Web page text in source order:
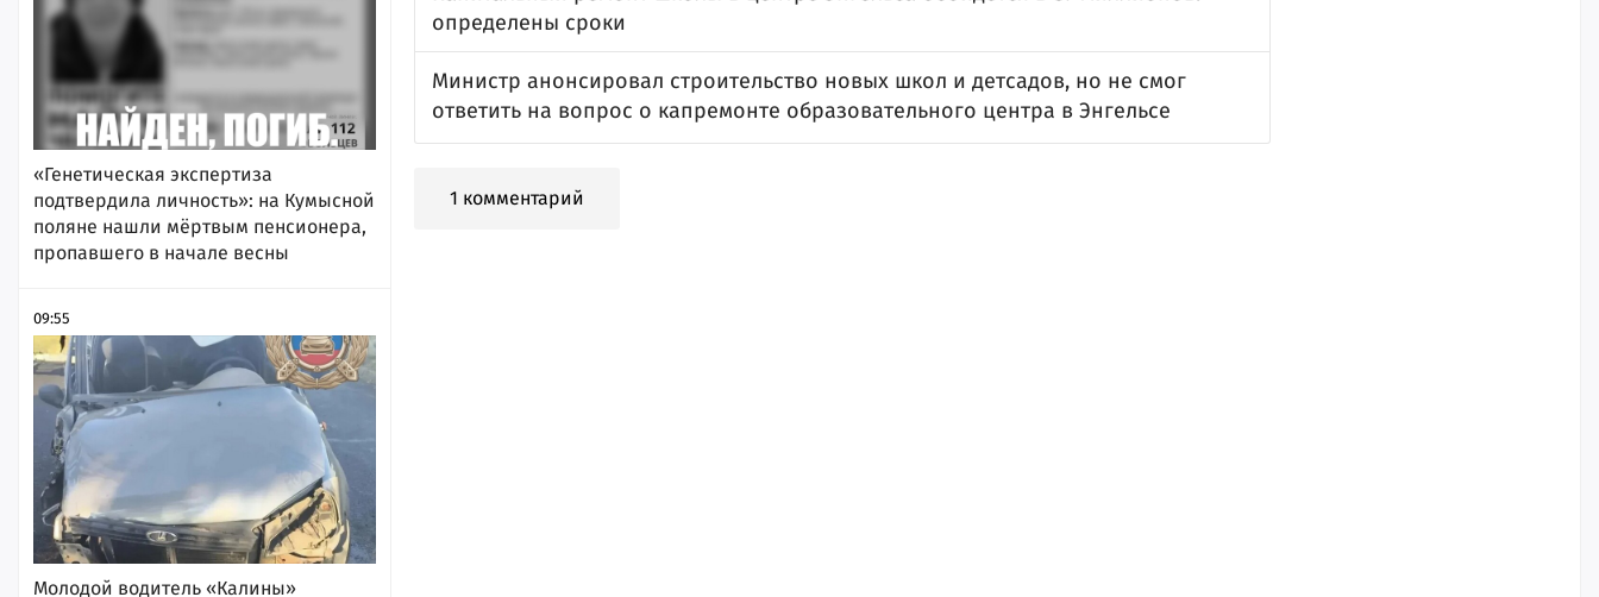
«Генетическая экспертиза
подтвердила личность»: на Кумысной
поляне нашли мёртвым пенсионера,
пропавшего в начале весны
09:55
Молодой водитель «Калины»
определены сроки
Министр анонсировал строительство новых школ и детсадов, но не смог
ответить на вопрос о капремонте образовательного центра в Энгельсе
1 комментарий